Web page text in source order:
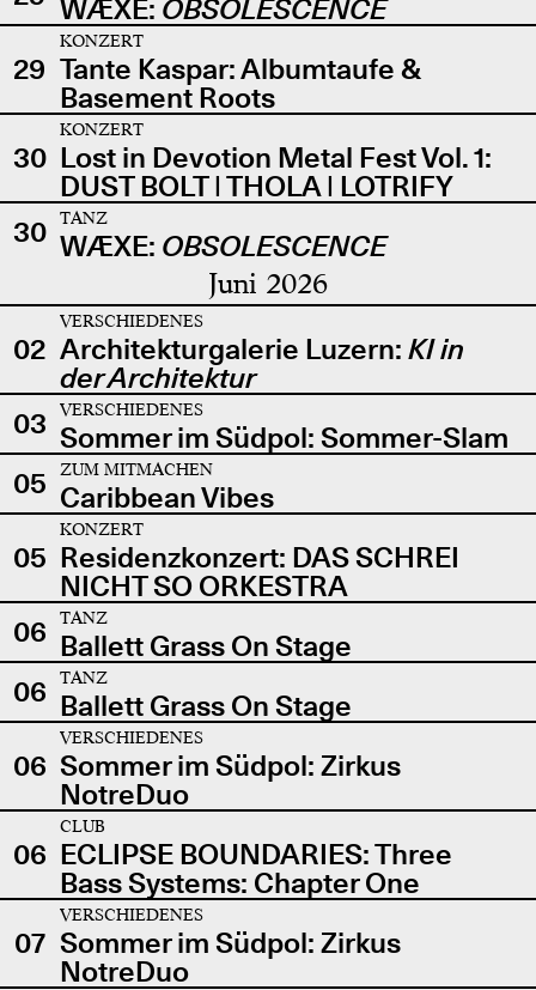
WÆXE: OBSOLESCENCE
29
KONZERT
Tante Kaspar: Albumtaufe &
Basement Roots
30
KONZERT
Lost in Devotion Metal Fest Vol. 1:
DUST BOLT | THOLA | LOTRIFY
30
TANZ
WÆXE: OBSOLESCENCE
Juni 2026
02
VERSCHIEDENES
Architekturgalerie Luzern: KI in
der Architektur
03
VERSCHIEDENES
Sommer im Südpol: Sommer-Slam
05
ZUM MITMACHEN
Caribbean Vibes
05
KONZERT
Residenzkonzert: DAS SCHREI
NICHT SO ORKESTRA
06
TANZ
Ballett Grass On Stage
06
TANZ
Ballett Grass On Stage
06
VERSCHIEDENES
Sommer im Südpol: Zirkus
NotreDuo
06
CLUB
ECLIPSE BOUNDARIES: Three
Bass Systems: Chapter One
07
VERSCHIEDENES
Sommer im Südpol: Zirkus
NotreDuo